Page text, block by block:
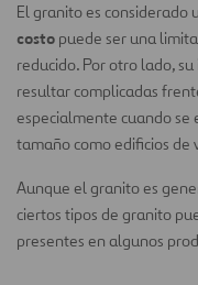
El granito es
costo puede ser una
reducido. Por otro lado, su
resultar complicadas
especialmente cuando se
tamaño como edificios de
Aunque el granito es
ciertos tipos de granito
presentes en algunos